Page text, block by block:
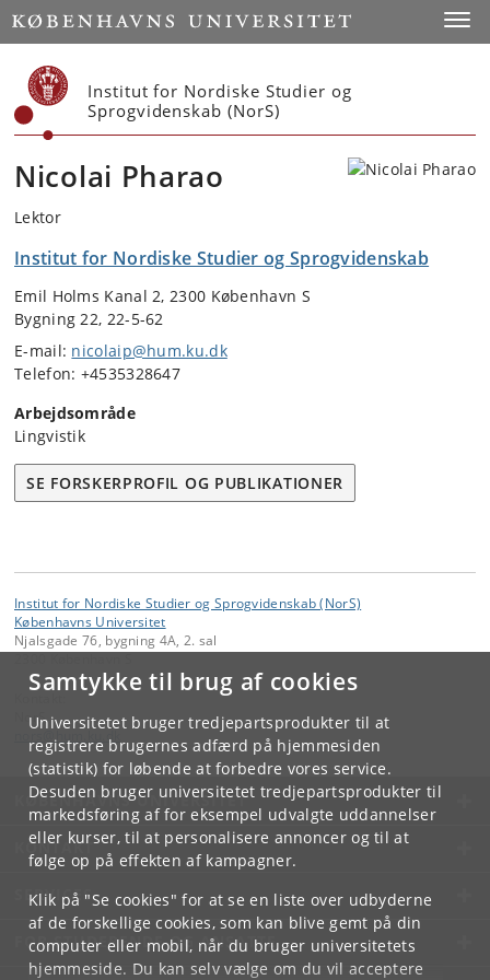
Samtykke til brug af cookies
Universitetet bruger tredjepartsprodukter til at
registrere brugernes adfærd på hjemmesiden
(statistik) for løbende at forbedre vores service.
Desuden bruger universitetet tredjepartsprodukter til
markedsføring af for eksempel udvalgte uddannelser
eller kurser, til at personalisere annoncer og til at
følge op på effekten af kampagner.
Klik på "Se cookies" for at se en liste over udbyderne
af de forskellige cookies, som kan blive gemt på din
computer eller mobil, når du bruger universitetets
hjemmeside. Du kan selv vælge om du vil acceptere
Start
Institut for Nordiske Studier og
Sprogvidenskab (NorS)
Nicolai Pharao
Lektor
Institut for Nordiske Studier og Sprogvidenskab
Emil Holms Kanal 2, 2300 København S
Bygning 22, 22-5-62
E-mail: nicolaip@hum.ku.dk
Telefon: +4535328647
Arbejdsområde
Lingvistik
SE FORSKERPROFIL OG PUBLIKATIONER
Institut for Nordiske Studier og Sprogvidenskab (NorS)
Københavns Universitet
Njalsgade 76, bygning 4A, 2. sal
NorS
KØBENHAVNS UNIVERSITET
KONTAKT
SERVICES
FOR STUDERENDE OG ANSATTE